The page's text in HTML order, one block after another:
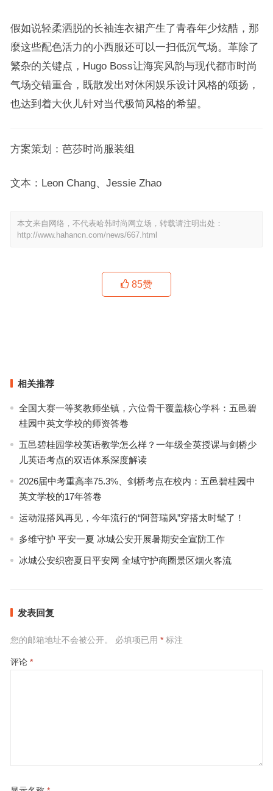
假如说轻柔洒脱的长袖连衣裙产生了青春年少炫酷，那
麼这些配色活力的小西服还可以一扫低沉气场。革除了
繁杂的关键点，Hugo Boss让海宾风韵与现代都市时尚
气场交错重合，既散发出对休闲娱乐设计风格的颂扬，
也达到着大伙儿针对当代极简风格的希望。
方案策划：芭莎时尚服装组
文本：Leon Chang、Jessie Zhao
本文来自网络，不代表哈韩时尚网立场，转载请注明出处：
http://www.hahancn.com/news/667.html
85赞
相关推荐
全国大赛一等奖教师坐镇，六位骨干覆盖核心学科：五邑碧
桂园中英文学校的师资答卷
五邑碧桂园学校英语教学怎么样？一年级全英授课与剑桥少
儿英语考点的双语体系深度解读
2026届中考重高率75.3%、剑桥考点在校内：五邑碧桂园中
英文学校的17年答卷
运动混搭风再见，今年流行的“阿普瑞风”穿搭太时髦了！
多维守护 平安一夏 冰城公安开展暑期安全宣防工作
冰城公安织密夏日平安网 全域守护商圈景区烟火客流
发表回复
您的邮箱地址不会被公开。 必填项已用 *标注
评论 *